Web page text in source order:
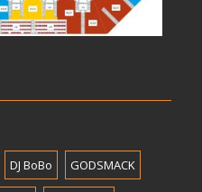
DJ BoBo GODSMACK